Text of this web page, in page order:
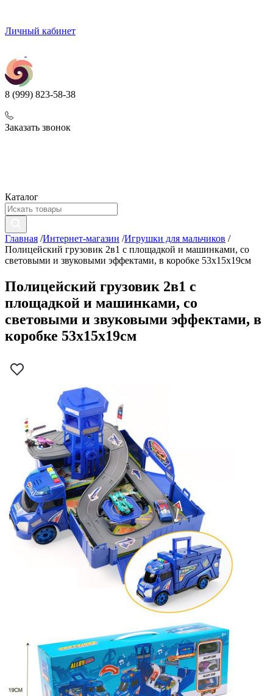
Личный кабинет
8 (999) 823-58-38
Заказать звонок
Каталог
Главная /Интернет-магазин /Игрушки для мальчиков /
Полицейский грузовик 2в1 с площадкой и машинками, со
световыми и звуковыми эффектами, в коробке 53х15х19см
Полицейский грузовик 2в1 с
площадкой и машинками, со
световыми и звуковыми эффектами, в
коробке 53х15х19см